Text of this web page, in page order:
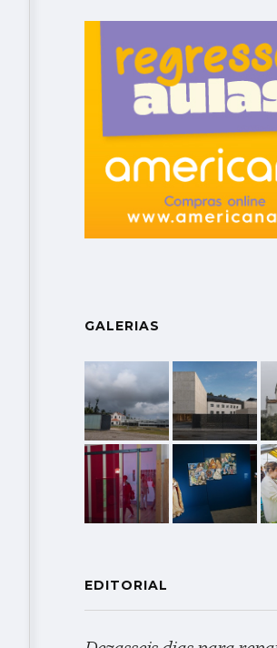
GALERIAS
EDITORIAL